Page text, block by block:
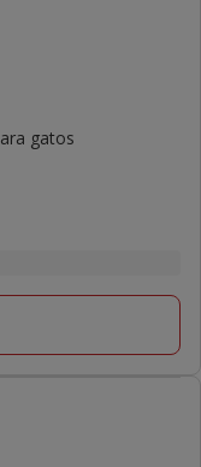
gatos